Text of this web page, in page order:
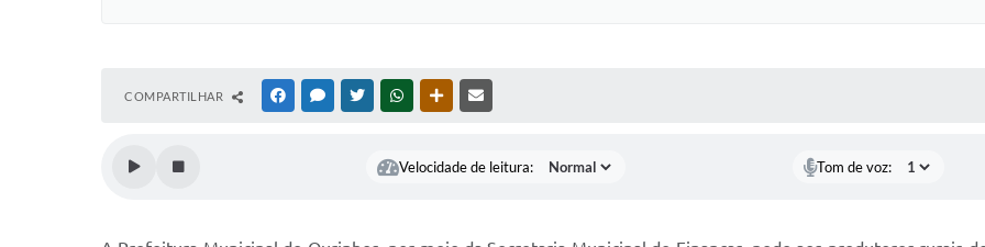
COMPARTILHAR FACEBOOKMESSENGER
TWITTERWHATSAPPOUTRAS MÍDIAS
Velocidade de leitura: Tom de voz: